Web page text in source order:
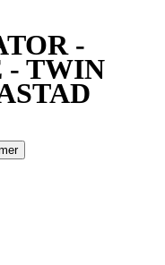
-
- TWIN